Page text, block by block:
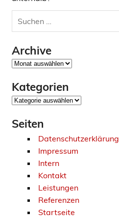
Archive
Archive
Kategorien
Kategorien
Seiten
Datenschutzerklärung
Impressum
Intern
Kontakt
Leistungen
Referenzen
Startseite